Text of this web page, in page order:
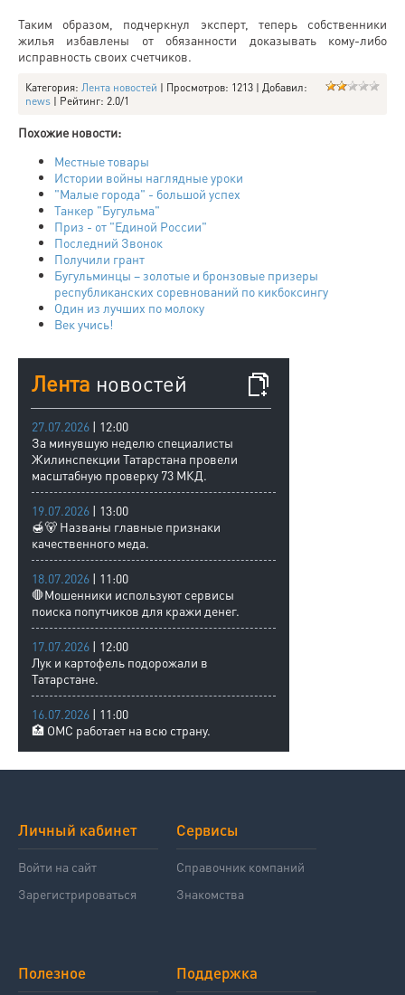
Таким образом, подчеркнул эксперт, теперь собственники
жилья избавлены от обязанности доказывать кому-либо
исправность своих счетчиков.
Категория: Лента новостей | Просмотров: 1213 | Добавил:
news | Рейтинг: 2.0/1
Похожие новости:
Местные товары
Истории войны наглядные уроки
"Малые города" - большой успех
Танкер "Бугульма"
Приз - от "Единой России"
Последний Звонок
Получили грант
Бугульминцы – золотые и бронзовые призеры
республиканских соревнований по кикбоксингу
Один из лучших по молоку
Век учись!
Лента новостей
27.07.2026 | 12:00
За минувшую неделю специалисты
Жилинспекции Татарстана провели
масштабную проверку 73 МКД.
19.07.2026 | 13:00
🍯🐻 Названы главные признаки
качественного меда.
18.07.2026 | 11:00
🛑Мошенники используют сервисы
поиска попутчиков для кражи денег.
17.07.2026 | 12:00
Лук и картофель подорожали в
Татарстане.
16.07.2026 | 11:00
🏥 ОМС работает на всю страну.
Личный кабинет
Войти на сайт
Зарегистрироваться
Сервисы
Справочник компаний
Знакомства
Полезное Поддержка